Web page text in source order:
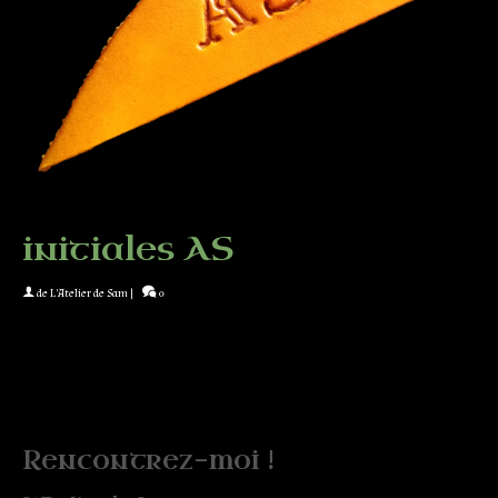
initiales AS
deL'Atelier de Sam | 0
Rencontrez-moi !